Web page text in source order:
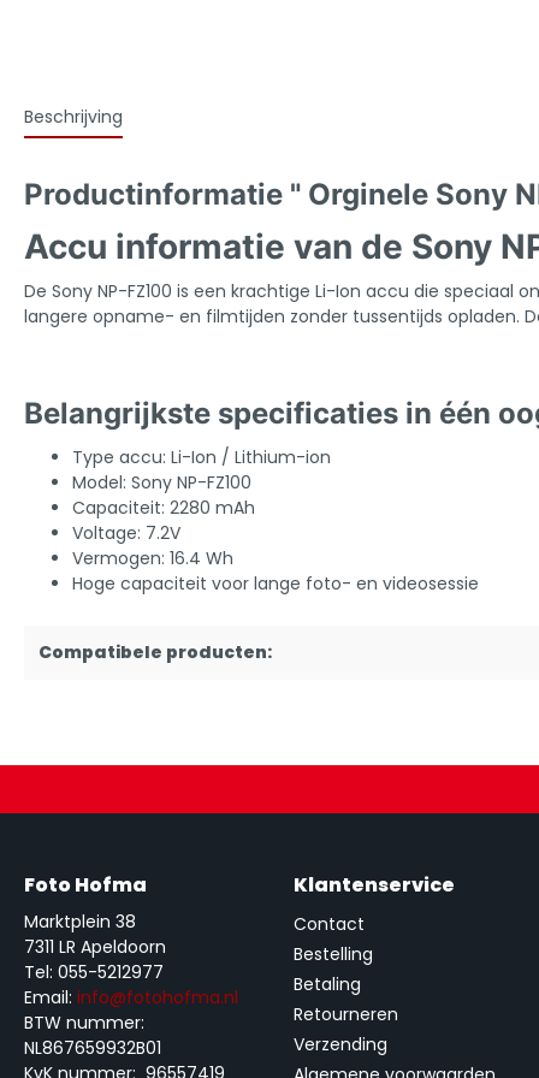
Beschrijving
Productinformatie " Orginele Sony
Accu informatie van de Sony
De Sony NP-FZ100 is een krachtige Li-Ion accu die
langere opname- en filmtijden zonder tussentijds opladen.
Belangrijkste specificaties in één
Type accu: Li-Ion / Lithium-ion
Model: Sony NP-FZ100
Capaciteit: 2280 mAh
Voltage: 7.2V
Vermogen: 16.4 Wh
Hoge capaciteit voor lange foto- en videosessie
Compatibele producten:
Foto Hofma
Marktplein 38
7311 LR Apeldoorn
Tel: 055-5212977
Email: info@fotohofma.nl
BTW nummer:
NL867659932B01
KvK nummer: 96557419
Klantenservice
Contact
Bestelling
Betaling
Retourneren
Verzending